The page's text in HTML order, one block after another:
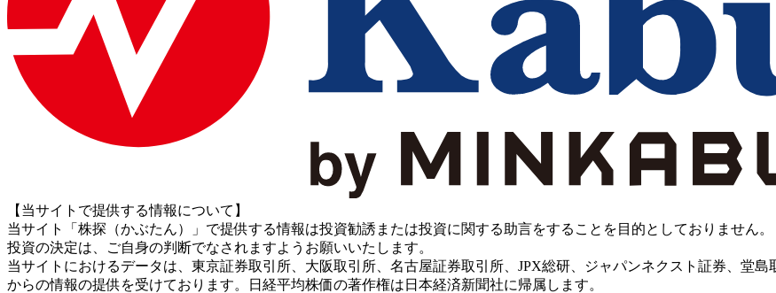
【当サイトで提供する情報について】
当サイト「株探（かぶたん）」で提供する情報は投資勧誘または投資に関する助言をすることを目的としておりません。
投資の決定は、ご自身の判断でなされますようお願いいたします。
当サイトにおけるデータは、東京証券取引所、大阪取引所、名古屋証券取引所、JPX総研、ジャパンネクスト証券、堂島取
からの情報の提供を受けております。日経平均株価の著作権は日本経済新聞社に帰属します。